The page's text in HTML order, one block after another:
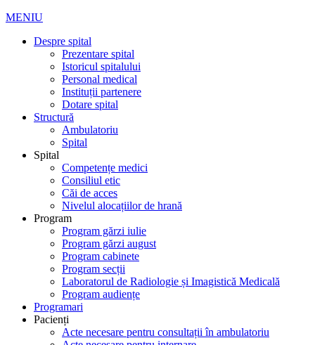
MENIU
Despre spital
Prezentare spital
Istoricul spitalului
Personal medical
Instituții partenere
Dotare spital
Structură
Ambulatoriu
Spital
Spital
Competențe medici
Consiliul etic
Căi de acces
Nivelul alocațiilor de hrană
Program
Program gărzi iulie
Program gărzi august
Program cabinete
Program secții
Laboratorul de Radiologie și Imagistică Medicală
Program audiențe
Programari
Pacienți
Acte necesare pentru consultații în ambulatoriu